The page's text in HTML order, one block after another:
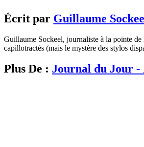
Écrit par Guillaume
Guillaume Sockeel, journaliste à la pointe
capillotractés (mais le mystère des stylos
Plus De : Journal du Jour -